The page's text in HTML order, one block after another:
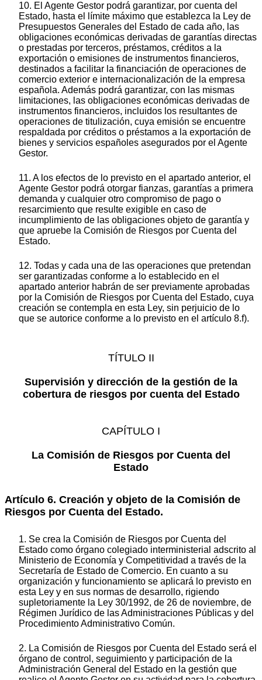
10. El Agente Gestor podrá garantizar, por cuenta del
Estado, hasta el límite máximo que establezca la Ley de
Presupuestos Generales del Estado de cada año, las
obligaciones económicas derivadas de garantías directas
o prestadas por terceros, préstamos, créditos a la
exportación o emisiones de instrumentos financieros,
destinados a facilitar la financiación de operaciones de
comercio exterior e internacionalización de la empresa
española. Además podrá garantizar, con las mismas
limitaciones, las obligaciones económicas derivadas de
instrumentos financieros, incluidos los resultantes de
operaciones de titulización, cuya emisión se encuentre
respaldada por créditos o préstamos a la exportación de
bienes y servicios españoles asegurados por el Agente
Gestor.
11. A los efectos de lo previsto en el apartado anterior, el
Agente Gestor podrá otorgar fianzas, garantías a primera
demanda y cualquier otro compromiso de pago o
resarcimiento que resulte exigible en caso de
incumplimiento de las obligaciones objeto de garantía y
que apruebe la Comisión de Riesgos por Cuenta del
Estado.
12. Todas y cada una de las operaciones que pretendan
ser garantizadas conforme a lo establecido en el
apartado anterior habrán de ser previamente aprobadas
por la Comisión de Riesgos por Cuenta del Estado, cuya
creación se contempla en esta Ley, sin perjuicio de lo
que se autorice conforme a lo previsto en el artículo 8.f).
TÍTULO II
Supervisión y dirección de la gestión de la
cobertura de riesgos por cuenta del Estado
CAPÍTULO I
La Comisión de Riesgos por Cuenta del
Estado
Artículo 6. Creación y objeto de la Comisión de
Riesgos por Cuenta del Estado.
1. Se crea la Comisión de Riesgos por Cuenta del
Estado como órgano colegiado interministerial adscrito al
Ministerio de Economía y Competitividad a través de la
Secretaría de Estado de Comercio. En cuanto a su
organización y funcionamiento se aplicará lo previsto en
esta Ley y en sus normas de desarrollo, rigiendo
supletoriamente la Ley 30/1992, de 26 de noviembre, de
Régimen Jurídico de las Administraciones Públicas y del
Procedimiento Administrativo Común.
2. La Comisión de Riesgos por Cuenta del Estado será el
órgano de control, seguimiento y participación de la
Administración General del Estado en la gestión que